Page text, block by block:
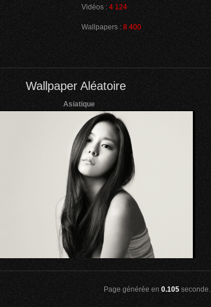
Vidéos : 4 124
Wallpapers :8 400
Wallpaper Aléatoire
Asiatique
Page générée en 0.105 seconde.